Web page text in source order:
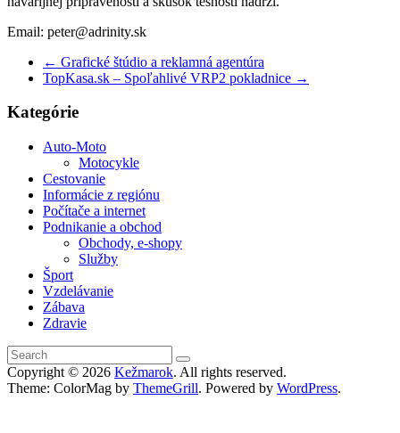
Email: peter@adrinity.sk
← Grafické štúdio a reklamná agentúra
TopKasa.sk – Spoľahlivé VRP2 pokladnice →
Kategórie
Auto-Moto
Motocykle
Cestovanie
Informácie z regiónu
Počítače a internet
Podnikanie a obchod
Obchody, e-shopy
Služby
Šport
Vzdelávanie
Zábava
Zdravie
Copyright © 2026 Kežmarok. All rights reserved.
Theme: ColorMag by ThemeGrill. Powered by WordPress.